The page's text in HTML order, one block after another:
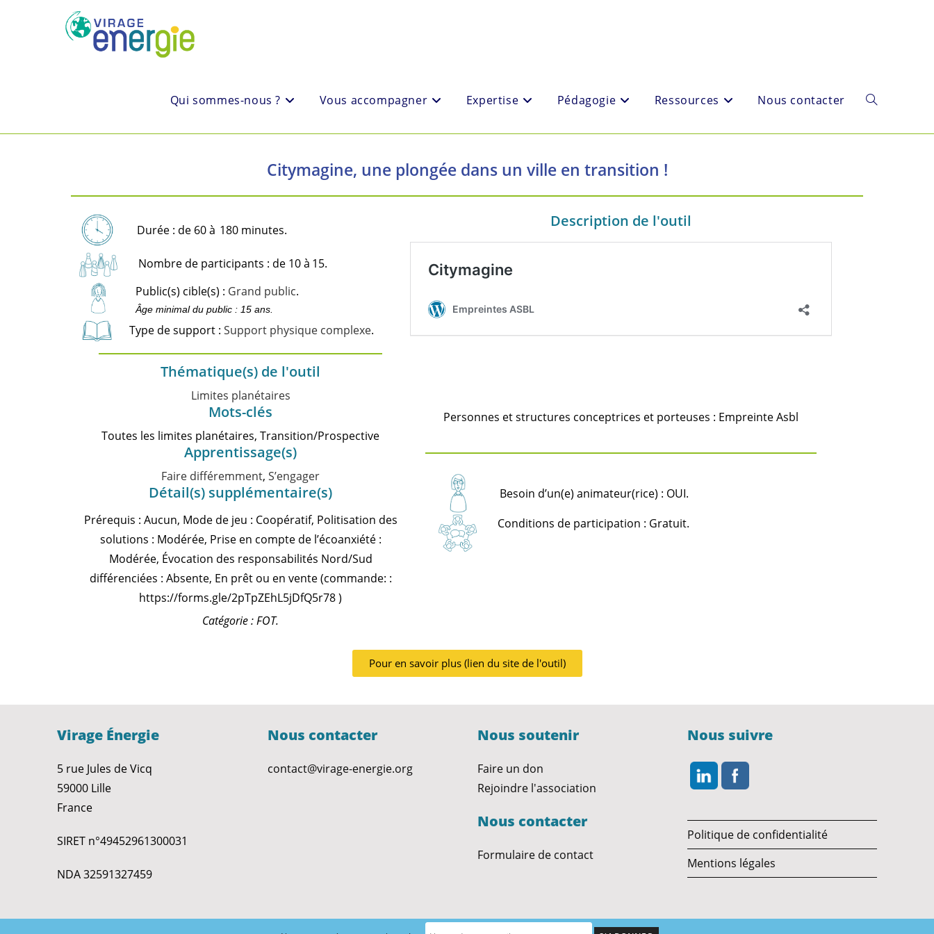
Qui sommes-nous ? Vous accompagner Expertise Pédagogie Ressources Nous contacter
Citymagine, une plongée dans un ville en transition !
Durée : de 60 à 180 minutes.
Nombre de participants : de 10 à 15.
Public(s) cible(s) : Grand public.
Âge minimal du public : 15 ans.
Type de support :Support physique complexe.
Thématique(s) de l'outil
Limites planétaires
Mots-clés
Toutes les limites planétaires, Transition/Prospective
Apprentissage(s)
Faire différemment,S’engager
Détail(s) supplémentaire(s)
Prérequis : Aucun, Mode de jeu : Coopératif, Politisation des
solutions : Modérée, Prise en compte de l’écoanxiété :
Modérée, Évocation des responsabilités Nord/Sud
différenciées : Absente, En prêt ou en vente (commande: :
https://forms.gle/2pTpZEhL5jDfQ5r78 )
Catégorie : FOT.
Description de l'outil
Personnes et structures conceptrices et porteuses : Empreinte Asbl
Besoin d’un(e) animateur(rice) : OUI.
Conditions de participation : Gratuit.
Pour en savoir plus (lien du site de l'outil)
Virage Énergie
5 rue Jules de Vicq
59000 Lille
France
SIRET n°49452961300031
NDA 32591327459
Nous contacter
contact@virage-energie.org
Nous soutenir
Faire un don
Rejoindre l'association
Nous contacter
Formulaire de contact
Nous suivre
Politique de confidentialité
Mentions légales